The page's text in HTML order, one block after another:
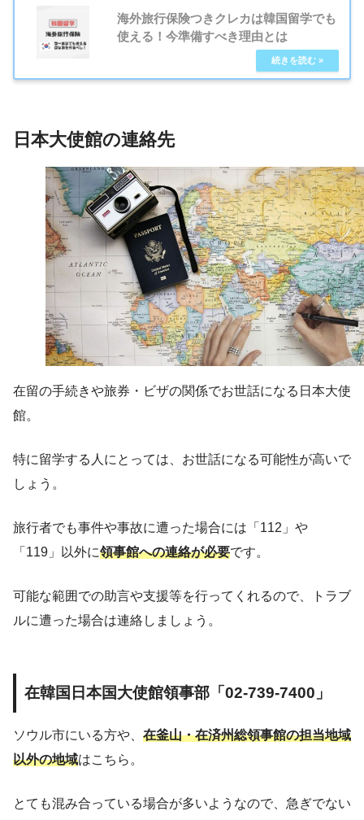
海外旅行保険つきクレカは韓国留学でも
使える！今準備すべき理由とは
日本大使館の連絡先
在留の手続きや旅券・ビザの関係でお世話になる日本大使
館。
特に留学する人にとっては、お世話になる可能性が高いで
しょう。
旅行者でも事件や事故に遭った場合には「112」や
「119」以外に領事館への連絡が必要です。
可能な範囲での助言や支援等を行ってくれるので、トラブ
ルに遭った場合は連絡しましょう。
在韓国日本国大使館領事部「02-739-7400」
ソウル市にいる方や、 在釜山・在済州総領事館の担当地域
以外の地域はこちら。
とても混み合っている場合が多いようなので、急ぎでない